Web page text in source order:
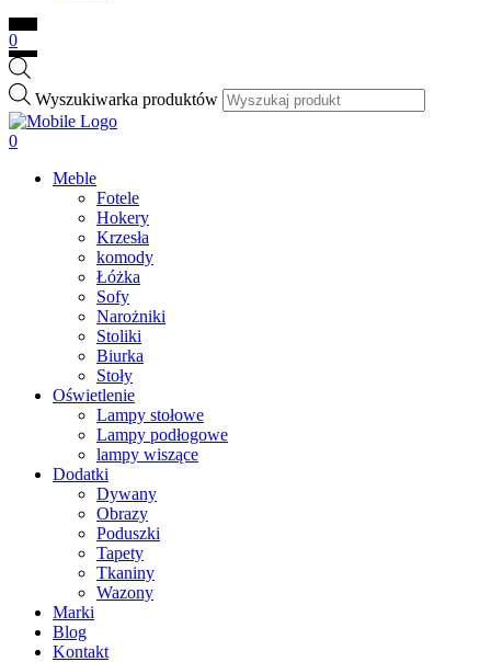
0
Wyszukiwarka produktów
0
Meble
Fotele
Hokery
Krzesła
komody
Łóżka
Sofy
Narożniki
Stoliki
Biurka
Stoły
Oświetlenie
Lampy stołowe
Lampy podłogowe
lampy wiszące
Dodatki
Dywany
Obrazy
Poduszki
Tapety
Tkaniny
Wazony
Marki
Blog
Kontakt